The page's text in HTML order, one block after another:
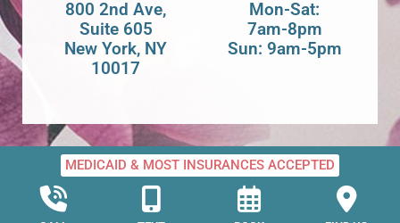
800 2nd Ave,
Suite 605
New York, NY
10017
Mon-Sat:
7am-8pm
Sun: 9am-5pm
MEDICAID & MOST INSURANCES ACCEPTED